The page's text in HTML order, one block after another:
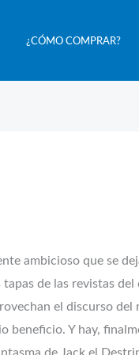
¿CÓMO COMPRAR?
ambicioso que se
de las revistas del
el discurso del
beneficio. Y hay,